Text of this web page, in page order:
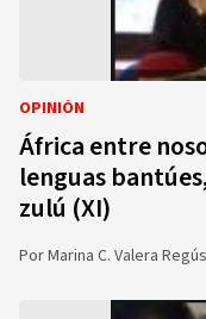
OPINIÓN
África entre
lenguas
zulú (XI)
PorMarina C. Valera Regús